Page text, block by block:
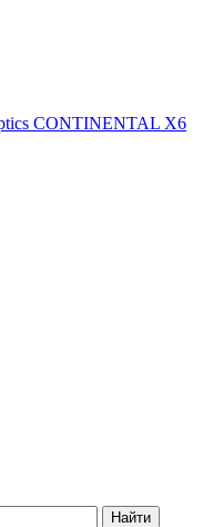
CONTINENTAL X6